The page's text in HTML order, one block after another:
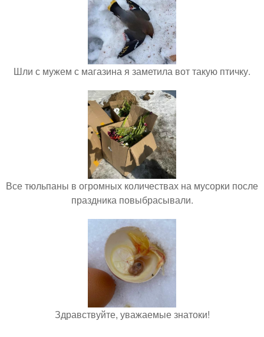
Шли с мужем с магазина я заметила вот такую птичку.
Все тюльпаны в огромных количествах на мусорки после
праздника повыбрасывали.
Здравствуйте, уважаемые знатоки!